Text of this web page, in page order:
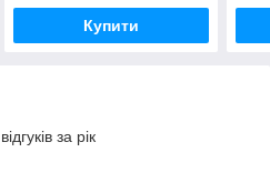
Купити
за рік